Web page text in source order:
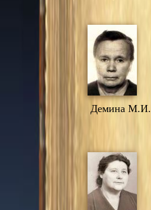
Демина М.И.